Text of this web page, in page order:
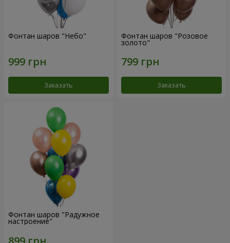
Фонтан шаров "Небо"
Заказать
Фонтан шаров "Розовое
золото"
Заказать
Фонтан шаров "Радужное
настроение"